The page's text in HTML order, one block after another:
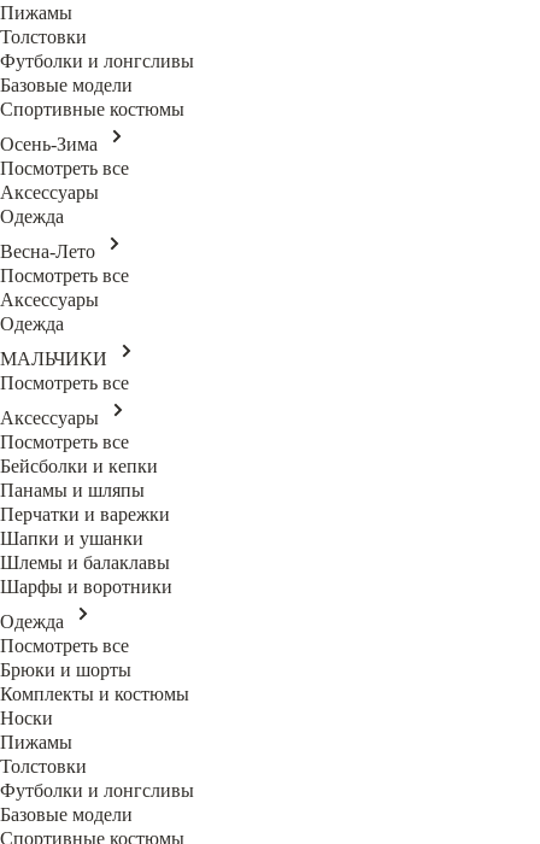
Пижамы
Толстовки
Футболки и лонгсливы
Базовые модели
Спортивные костюмы
Осень-Зима
Посмотреть все
Аксессуары
Одежда
Весна-Лето
Посмотреть все
Аксессуары
Одежда
МАЛЬЧИКИ
Посмотреть все
Аксессуары
Посмотреть все
Бейсболки и кепки
Панамы и шляпы
Перчатки и варежки
Шапки и ушанки
Шлемы и балаклавы
Шарфы и воротники
Одежда
Посмотреть все
Брюки и шорты
Комплекты и костюмы
Носки
Пижамы
Толстовки
Футболки и лонгсливы
Базовые модели
Спортивные костюмы